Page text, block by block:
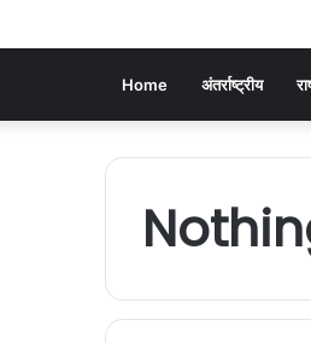
Home अंतर्राष्ट्रीय